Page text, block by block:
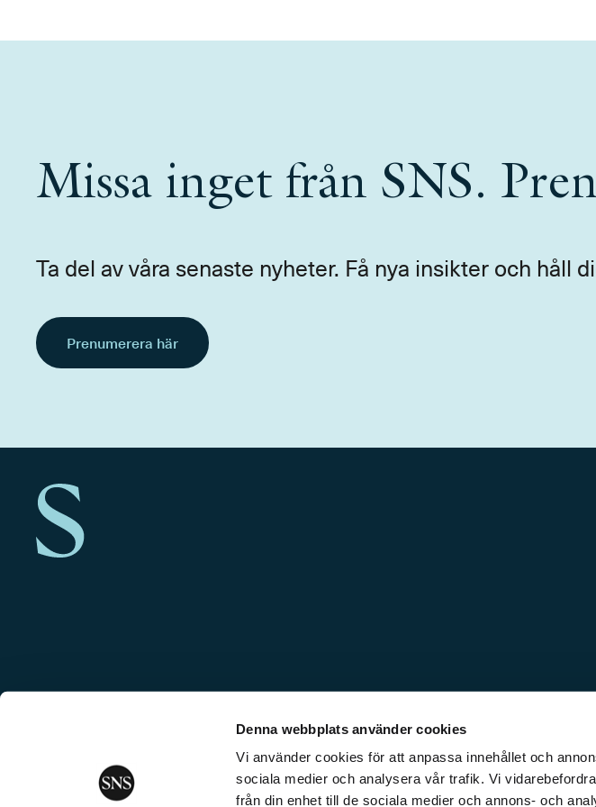
Denna webbplats använder cookies
Vi använder cookies för att anpassa innehållet och
sociala medier och analysera vår trafik. Vi
från din enhet till de sociala medier och annons- och
Missa inget från SNS.
Ta del av våra senaste nyheter. Få nya insikter och håll
Prenumerera här